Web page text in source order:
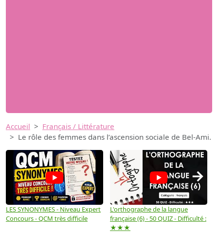
Accueil
Français / Littérature
Le rôle des femmes dans l’ascension sociale de Bel-Ami.
LES SYNONYMES - Niveau Expert
Concours - QCM très difficile
L'orthographe de la langue
française (6) - 50 QUIZ - Difficulté :
★★★
→